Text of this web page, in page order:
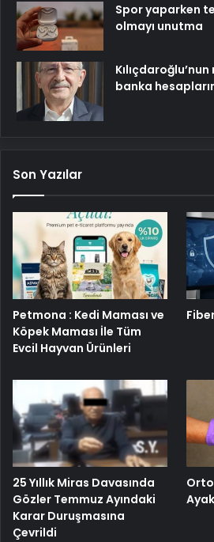
Spor yaparken
olmayı unutma
banka
Son Yazılar
Petmona : Kedi Maması ve
Köpek Maması İle Tüm
Evcil Hayvan Ürünleri
25 Yıllık Miras Davasında
Gözler Temmuz Ayındaki
Karar Duruşmasına
Çevrildi